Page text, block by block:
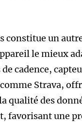
constitue un
le mieux
cadence,
Strava,
qualité des
favorisant une